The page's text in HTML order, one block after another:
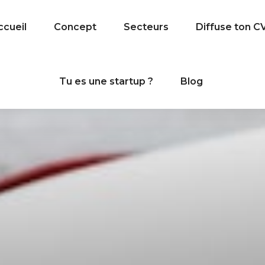
Concept Secteurs Diffuse ton
Tu es une startup ? Blog